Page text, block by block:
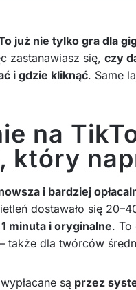
już nie tylko gra dla
zastanawiasz się, czy
i gdzie kliknąć. Same
na
który
i bardziej
dostawało się
minuta i oryginalne. To
– także dla twórców
są przez